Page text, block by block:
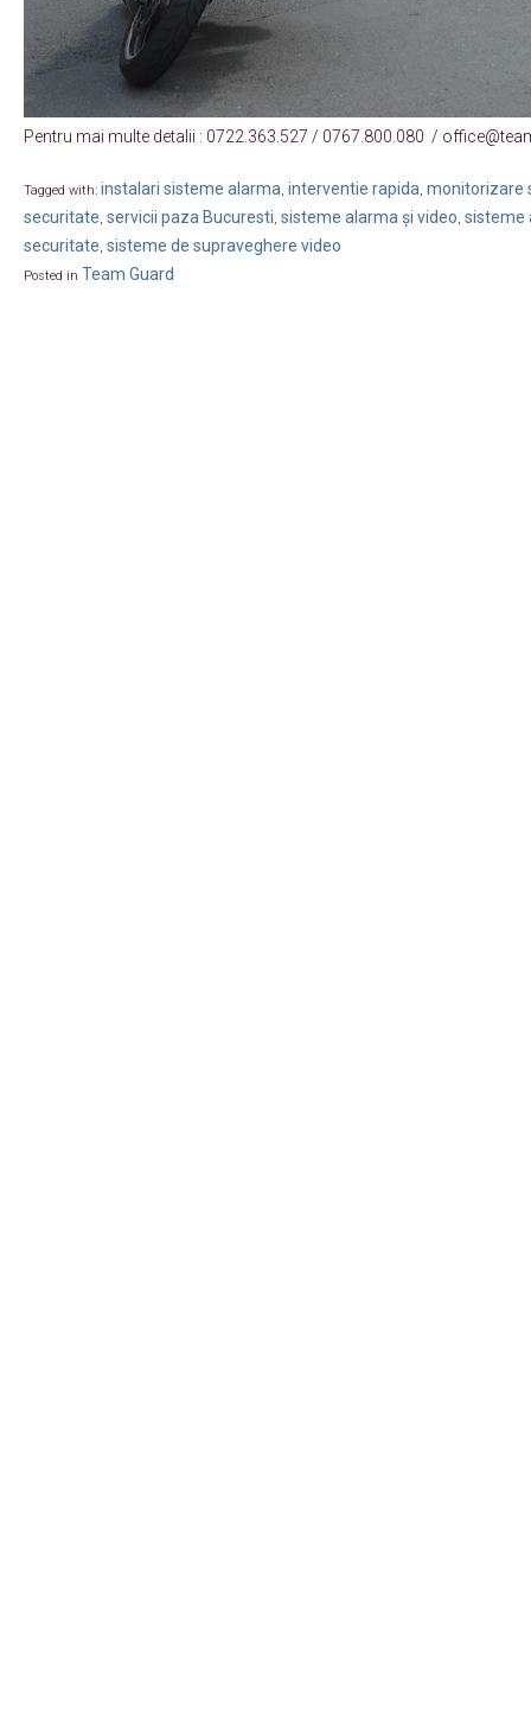
Pentru mai multe detalii : 0722.363.527 / 0767.800.080 /
Tagged with: instalari sisteme alarma, interventie rapida, monitorizare
securitate, servicii paza Bucuresti, sisteme alarma și video, sisteme
securitate, sisteme de supraveghere video
Posted in Team Guard